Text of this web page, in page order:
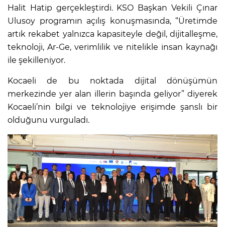
Halit Hatip gerçekleştirdi. KSO Başkan Vekili Çınar
Ulusoy programın açılış konuşmasında, “Üretimde
artık rekabet yalnızca kapasiteyle değil, dijitalleşme,
teknoloji, Ar-Ge, verimlilik ve nitelikle insan kaynağı
ile şekilleniyor.
Kocaeli de bu noktada dijital dönüşümün
merkezinde yer alan illerin başında geliyor” diyerek
Kocaeli’nin bilgi ve teknolojiye erişimde şanslı bir
olduğunu vurguladı.